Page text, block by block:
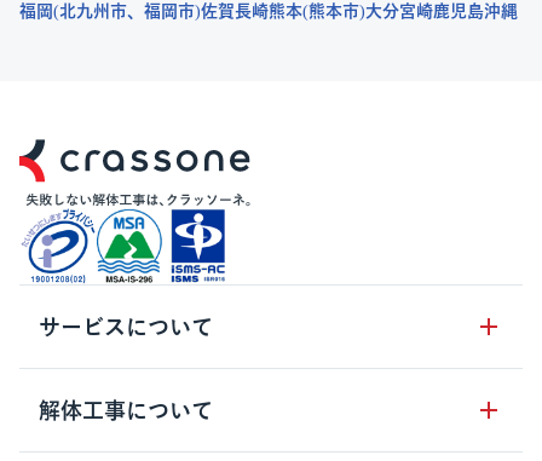
福岡 北九州市 福岡市 佐賀長崎熊本 熊本市 大分宮崎鹿児島沖縄
サービスについて
サービスの流れ
サービスのメリット
解体工事について